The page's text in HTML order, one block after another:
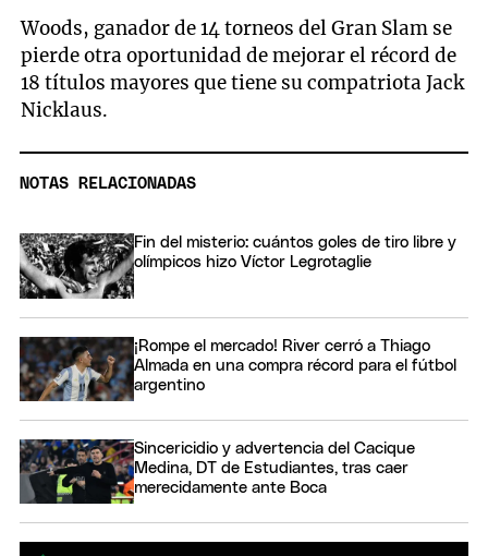
Woods, ganador de 14 torneos del Gran Slam se
pierde otra oportunidad de mejorar el récord de
18 títulos mayores que tiene su compatriota Jack
Nicklaus.
NOTAS RELACIONADAS
Fin del misterio: cuántos goles de tiro libre y
olímpicos hizo Víctor Legrotaglie
¡Rompe el mercado! River cerró a Thiago
Almada en una compra récord para el fútbol
argentino
Sincericidio y advertencia del Cacique
Medina, DT de Estudiantes, tras caer
merecidamente ante Boca